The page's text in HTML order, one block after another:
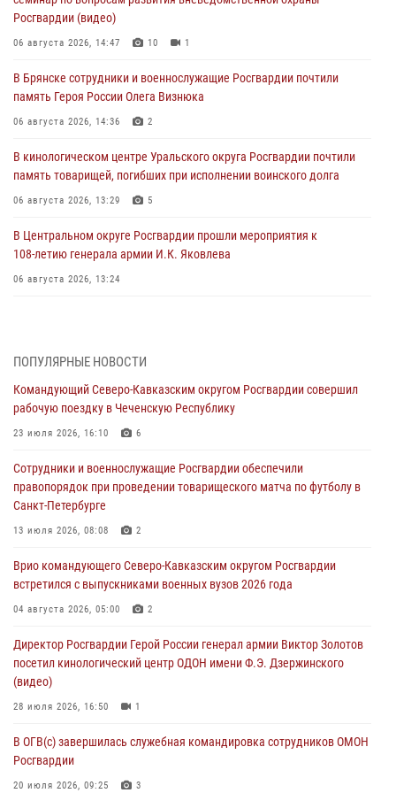
Росгвардии (видео)
06 августа 2026, 14:47 10 1
В Брянске сотрудники и военнослужащие Росгвардии почтили
память Героя России Олега Визнюка
06 августа 2026, 14:36 2
В кинологическом центре Уральского округа Росгвардии почтили
память товарищей, погибших при исполнении воинского долга
06 августа 2026, 13:29 5
В Центральном округе Росгвардии прошли мероприятия к
108‑летию генерала армии И.К. Яковлева
06 августа 2026, 13:24
06 августа 2026, 12:35 1
Росгвардейцы провели выставку вооружения для участников сбора
«Гвардеец» в Пензе (видео)
06 августа 2026, 12:00
В Курске росгвардейцы приняли участие в митинге, посвященном
второй годовщине вторжения ВСУ на территорию области
06 августа 2026, 11:56
угрожавшего подростку травматическим пистолетом
06 августа 2026, 11:33
крупная нарколаборатория
ПОПУЛЯРНЫЕ НОВОСТИ
Командующий Северо-Кавказским округом Росгвардии совершил
рабочую поездку в Чеченскую Республику
23 июля 2026, 16:10 6
Сотрудники и военнослужащие Росгвардии обеспечили
правопорядок при проведении товарищеского матча по футболу в
Санкт-Петербурге
13 июля 2026, 08:08 2
Врио командующего Северо-Кавказским округом Росгвардии
встретился с выпускниками военных вузов 2026 года
04 августа 2026, 05:00 2
Директор Росгвардии Герой России генерал армии Виктор Золотов
посетил кинологический центр ОДОН имени Ф.Э. Дзержинского
(видео)
28 июля 2026, 16:50 1
В ОГВ(с) завершилась служебная командировка сотрудников ОМОН
Росгвардии
20 июля 2026, 09:25 3